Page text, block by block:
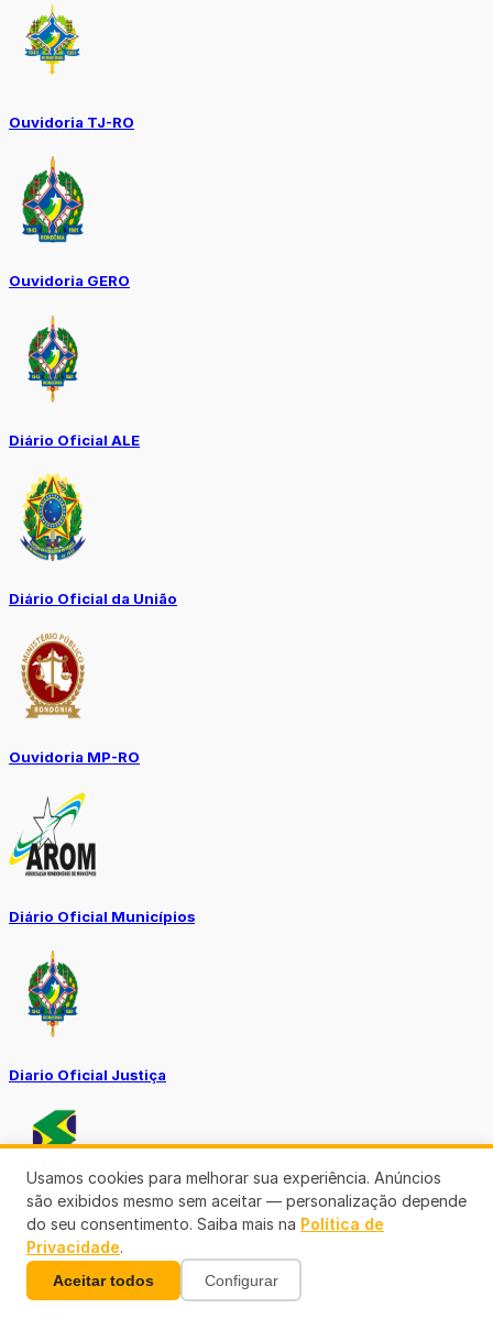
Ouvidoria TJ-RO
Ouvidoria GERO
Diário Oficial ALE
Diário Oficial da União
Ouvidoria MP-RO
Diário Oficial Municípios
Diario Oficial Justiça
SINE Municipal
Usamos cookies para melhorar sua experiência. Anúncios
são exibidos mesmo sem aceitar — personalização depende
do seu consentimento. Saiba mais na Política de
Privacidade.
Aceitar todos Configurar